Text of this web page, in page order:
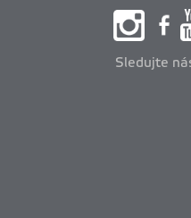
Sledujte